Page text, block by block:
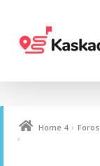
Home 4 › Foros
›